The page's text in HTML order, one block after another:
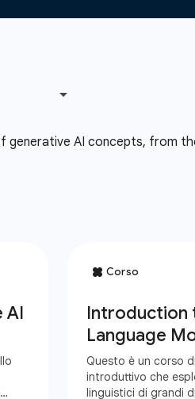
generative AI concepts, from